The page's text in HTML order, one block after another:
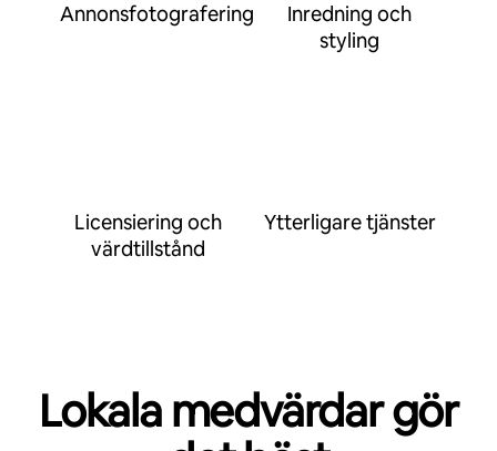
Annonsfotografering
Inredning och
styling
Licensiering och
värdtillstånd
Ytterligare tjänster
Lokala medvärdar gör